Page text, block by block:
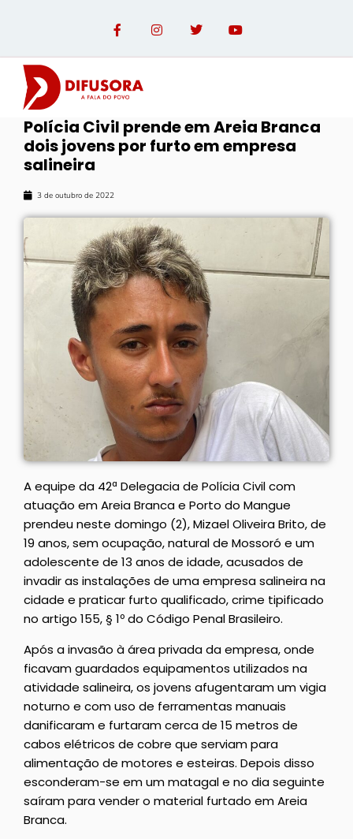
Polícia Civil prende em Areia Branca
dois jovens por furto em empresa
salineira
3 de outubro de 2022
A equipe da 42ª Delegacia de Polícia Civil com
atuação em Areia Branca e Porto do Mangue
prendeu neste domingo (2), Mizael Oliveira Brito, de
19 anos, sem ocupação, natural de Mossoró e um
adolescente de 13 anos de idade, acusados de
invadir as instalações de uma empresa salineira na
cidade e praticar furto qualificado, crime tipificado
no artigo 155, § 1º do Código Penal Brasileiro.
Após a invasão à área privada da empresa, onde
ficavam guardados equipamentos utilizados na
atividade salineira, os jovens afugentaram um vigia
noturno e com uso de ferramentas manuais
danificaram e furtaram cerca de 15 metros de
cabos elétricos de cobre que serviam para
alimentação de motores e esteiras. Depois disso
esconderam-se em um matagal e no dia seguinte
saíram para vender o material furtado em Areia
Branca.